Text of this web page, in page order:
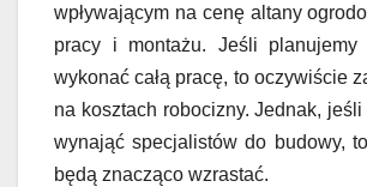
wpływającym na cenę altany
pracy i montażu. Jeśli planujemy
wykonać całą pracę, to oczywiście
na kosztach robocizny. Jednak,
wynająć specjalistów do budowy,
będą znacząco wzrastać.